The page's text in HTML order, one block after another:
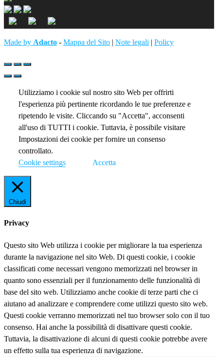
Made by Adacto - Mappa del Sito | Note legali | Policy
Utilizziamo i cookie sul nostro sito Web per offrirti
l'esperienza più pertinente ricordando le tue preferenze e
ripetendo le visite. Cliccando su "Accetta", acconsenti
all'uso di TUTTI i cookie. Tuttavia, è possibile visitare
Impostazioni dei cookie per fornire un consenso
controllato.
Cookie settings
Accetta
Chiudi
Privacy
Questo sito Web utilizza i cookie per migliorare la tua esperienza
durante la navigazione nel sito Web. Di questi cookie, i cookie
classificati come necessari vengono memorizzati nel browser in
quanto sono essenziali per il funzionamento delle funzionalità di
base del sito web. Utilizziamo anche cookie di terze parti che ci
aiutano ad analizzare e comprendere come utilizzi questo sito web.
Questi cookie verranno memorizzati nel tuo browser solo con il tuo
consenso. Hai anche la possibilità di disattivare questi cookie.
Tuttavia, la disattivazione di alcuni di questi cookie potrebbe avere
un effetto sulla tua esperienza di navigazione.